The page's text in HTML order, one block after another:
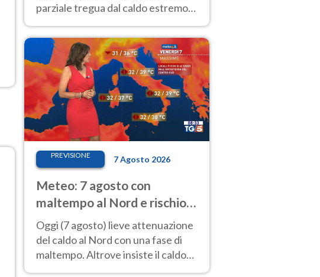
parziale tregua dal caldo estremo
40 gradi.
PREVISIONE 7 Agosto 2026
Meteo: 7 agosto con
maltempo al Nord e rischio
nubifragi. Altrove caldo
estremo
Oggi (7 agosto) lieve attenuazione
del caldo al Nord con una fase di
maltempo. Altrove insiste il caldo
estremo con picchi di 40°C. Le